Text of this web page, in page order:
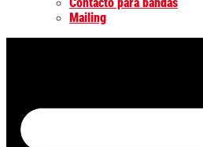
Mailing